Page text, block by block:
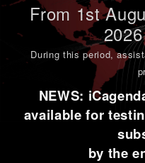
From 1st
During this period,
NEWS:
available for
by the